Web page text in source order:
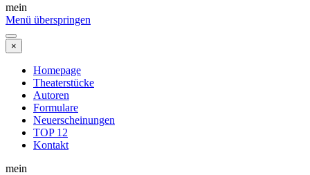
mein
Menü überspringen
×
Homepage
Theaterstücke
Autoren
Formulare
Neuerscheinungen
TOP 12
Kontakt
mein